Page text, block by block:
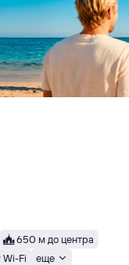
650 м до центра
Wi-Fi еще